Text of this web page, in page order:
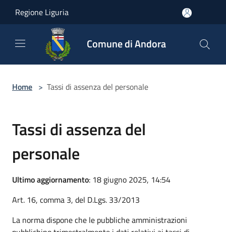
Regione Liguria
Comune di Andora
Home > Tassi di assenza del personale
Tassi di assenza del
personale
Ultimo aggiornamento: 18 giugno 2025, 14:54
Art. 16, comma 3, del D.Lgs. 33/2013
La norma dispone che le pubbliche amministrazioni